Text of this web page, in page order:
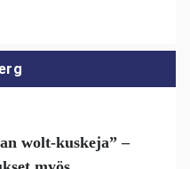
wolt-kuskeja” –